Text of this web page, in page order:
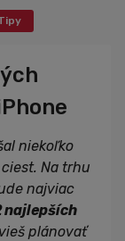
niekoľko
Na trhu
najviac
najlepších
plánovať